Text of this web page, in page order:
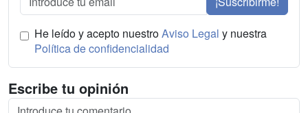
He leído y acepto nuestroAviso Legal y nuestra
Política de confidencialidad
Escribe tu opinión